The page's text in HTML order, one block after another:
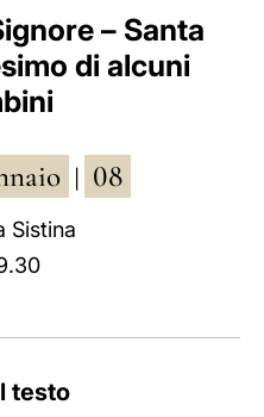
ESPAÑOL
DEUTSCH
العربيّة
中文
– Santa
di alcuni
08
Sistina
testo